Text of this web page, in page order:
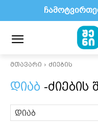
მთავარი ძიების
დიაბ -ძიების